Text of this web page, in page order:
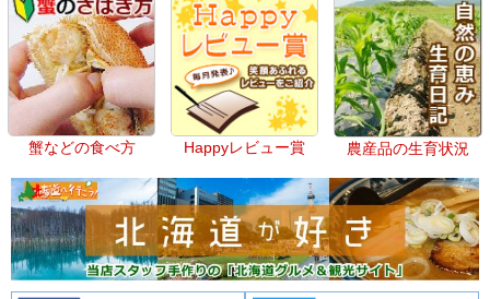
蟹などの食べ方 Happyレビュー賞 農産品の生育状況